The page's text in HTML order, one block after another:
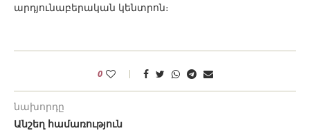
արդյունաբերական կենտրոն։
0
նախորդը
Անշեղ համառություն